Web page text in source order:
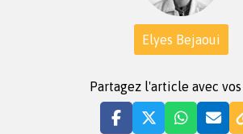
Elyes Bejaoui
Partagez l'article avec